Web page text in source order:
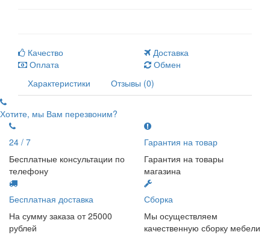
Качество
Доставка
Оплата
Обмен
Характеристики
Отзывы (0)
Хотите, мы Вам перезвоним?
24 / 7
Бесплатные консультации по
телефону
Гарантия на товар
Гарантия на товары
магазина
Бесплатная доставка
На сумму заказа от 25000
рублей
Сборка
Мы осуществляем
качественную сборку мебели